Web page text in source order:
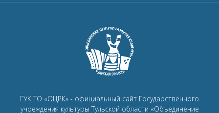
ГУК ТО «ОЦРК» - официальный сайт Государственного
учреждения культуры Тульской области «Объединение